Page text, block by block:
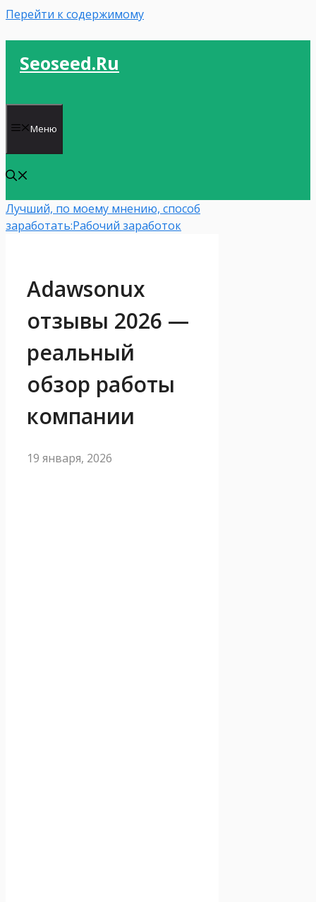
Перейти к содержимому
Seoseed.ru
Меню
Лучший, по моему мнению, способ
заработать:Рабочий заработок
Adawsonux
отзывы 2026 —
реальный
обзор работы
компании
19 января, 2026